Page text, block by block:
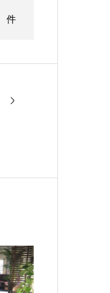
件